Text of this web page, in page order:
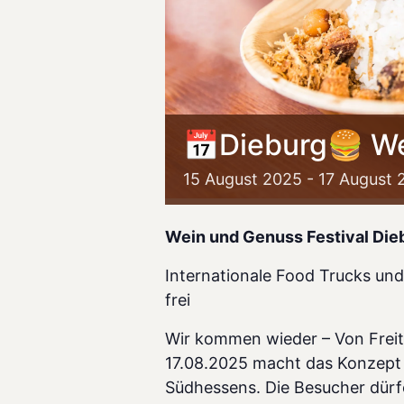
📅Dieburg🍔
15 August 2025 - 17 August
Wein und Genuss Festival
Internationale Food Trucks
frei
Wir kommen wieder – Von
17.08.2025 macht das
Südhessens. Die Besucher